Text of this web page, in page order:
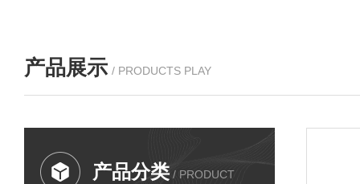
产品展示 / PRODUCTS PLAY
产品分类 / PRODUCT